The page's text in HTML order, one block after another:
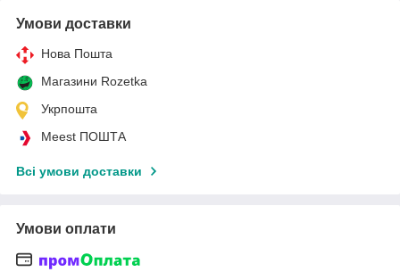
Умови доставки
Нова Пошта
Магазини Rozetka
Укрпошта
Meest ПОШТА
Всі умови доставки
Умови оплати